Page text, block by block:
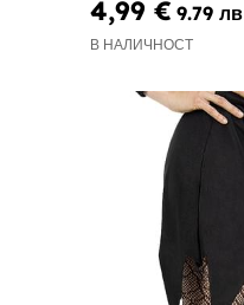
4,99 € 9.79 лв
В НАЛИЧНОСТ